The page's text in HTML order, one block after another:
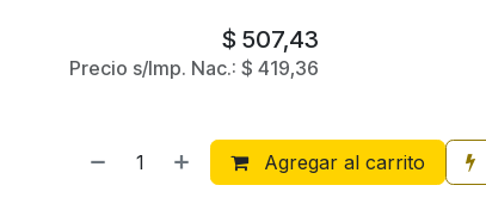
$ 507,43
Precio s/Imp. Nac.: $ 419,36
Agregar al carrito